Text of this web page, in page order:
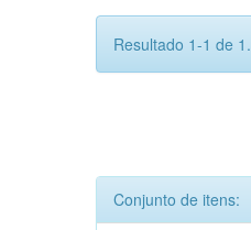
Resultado 1-1 de 1.
Conjunto de itens: